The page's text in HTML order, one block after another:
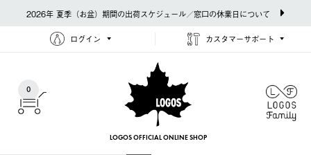
2026年 夏季（お盆）期間の出荷スケジュール／窓口の休業日について
ログイン カスタマーサポート
0
LOGOS OFFICIAL ONLINE SHOP